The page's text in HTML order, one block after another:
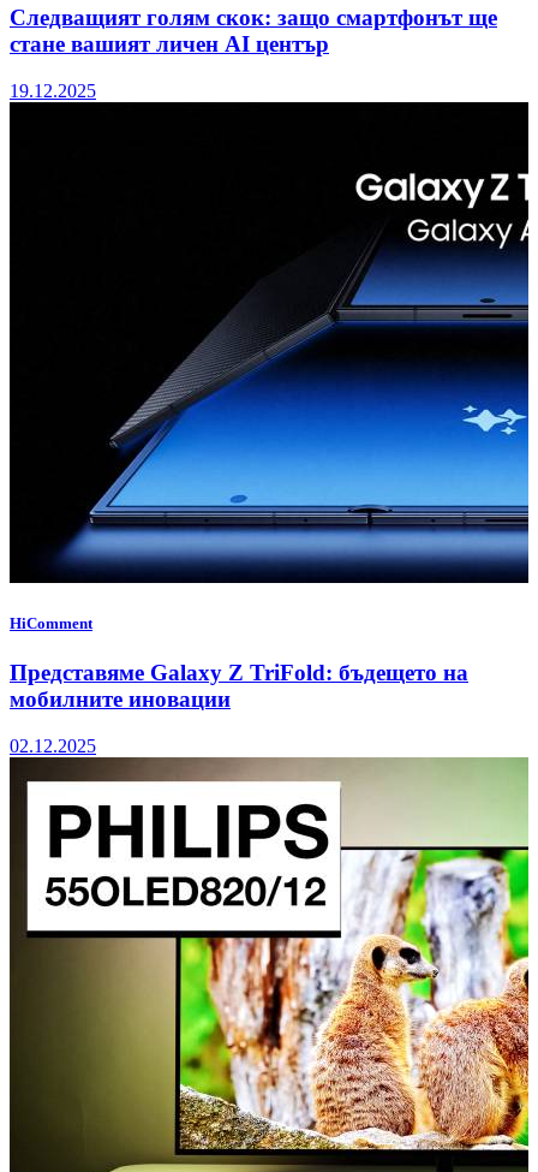
Следващият голям скок: защо смартфонът ще
стане вашият личен AI център
19.12.2025
HiComment
Представяме Galaxy Z TriFold: бъдещето на
мобилните иновации
02.12.2025